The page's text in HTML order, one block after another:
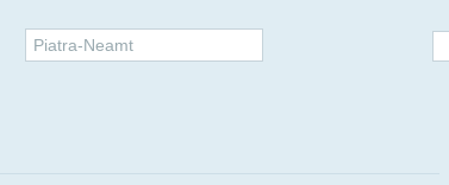
Piatra-Neamt